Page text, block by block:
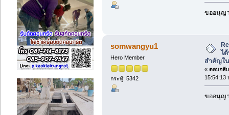
ขออนุญ
somwangyu1
Hero Member
กระทู้: 5342
ไ
สำคัญใ
« ตอบกลั
15:54:13
ขออนุญ